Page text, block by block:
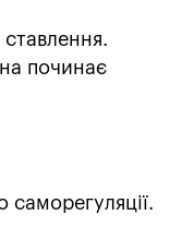
ставлення.
починає
саморегуляції.